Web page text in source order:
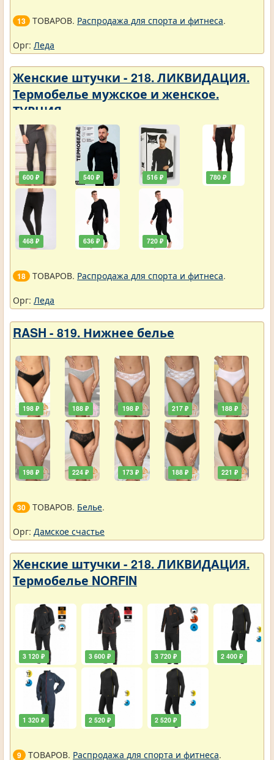
13 ТОВАРОВ. Распродажа для спорта и фитнеса.
Орг: Леда
Женские штучки - 218. ЛИКВИДАЦИЯ.
Термобелье мужское и женское.
ТУРЦИЯ
600 ₽
468 ₽
540 ₽
636 ₽
516 ₽
720 ₽
780 ₽
18 ТОВАРОВ. Распродажа для спорта и фитнеса.
Орг: Леда
RASH - 819. Нижнее белье
198 ₽
198 ₽
188 ₽
224 ₽
198 ₽
173 ₽
217 ₽
188 ₽
188 ₽
221 ₽
30 ТОВАРОВ. Белье.
Орг: Дамское счастье
Женские штучки - 218. ЛИКВИДАЦИЯ.
Термобелье NORFIN
3 120 ₽
1 320 ₽
3 600 ₽
2 520 ₽
3 720 ₽
2 520 ₽
2 400 ₽
9 ТОВАРОВ. Распродажа для спорта и фитнеса.